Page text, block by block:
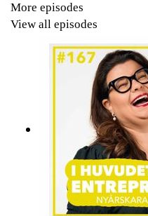
More episodes
View all episodes